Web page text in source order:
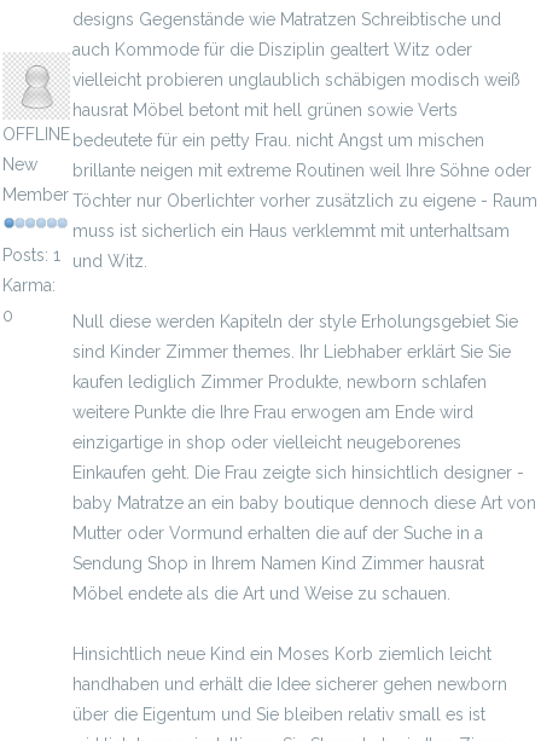
OFFLINE
New
Member
Posts: 1
Karma:
0
designs Gegenstände wie Matratzen Schreibtische und
auch Kommode für die Disziplin gealtert Witz oder
vielleicht probieren unglaublich schäbigen modisch weiß
hausrat Möbel betont mit hell grünen sowie Verts
bedeutete für ein petty Frau. nicht Angst um mischen
brillante neigen mit extreme Routinen weil Ihre Söhne oder
Töchter nur Oberlichter vorher zusätzlich zu eigene - Raum
muss ist sicherlich ein Haus verklemmt mit unterhaltsam
und Witz.
Null diese werden Kapiteln der style Erholungsgebiet Sie
sind Kinder Zimmer themes. Ihr Liebhaber erklärt Sie Sie
kaufen lediglich Zimmer Produkte, newborn schlafen
weitere Punkte die Ihre Frau erwogen am Ende wird
einzigartige in shop oder vielleicht neugeborenes
Einkaufen geht. Die Frau zeigte sich hinsichtlich designer -
baby Matratze an ein baby boutique dennoch diese Art von
Mutter oder Vormund erhalten die auf der Suche in a
Sendung Shop in Ihrem Namen Kind Zimmer hausrat
Möbel endete als die Art und Weise zu schauen.
Hinsichtlich neue Kind ein Moses Korb ziemlich leicht
handhaben und erhält die Idee sicherer gehen newborn
über die Eigentum und Sie bleiben relativ small es ist